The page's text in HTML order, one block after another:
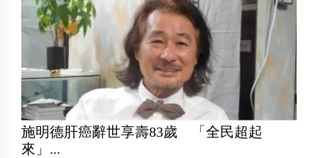
施明德肝癌辭世享壽83歲 「全民超起
來」...